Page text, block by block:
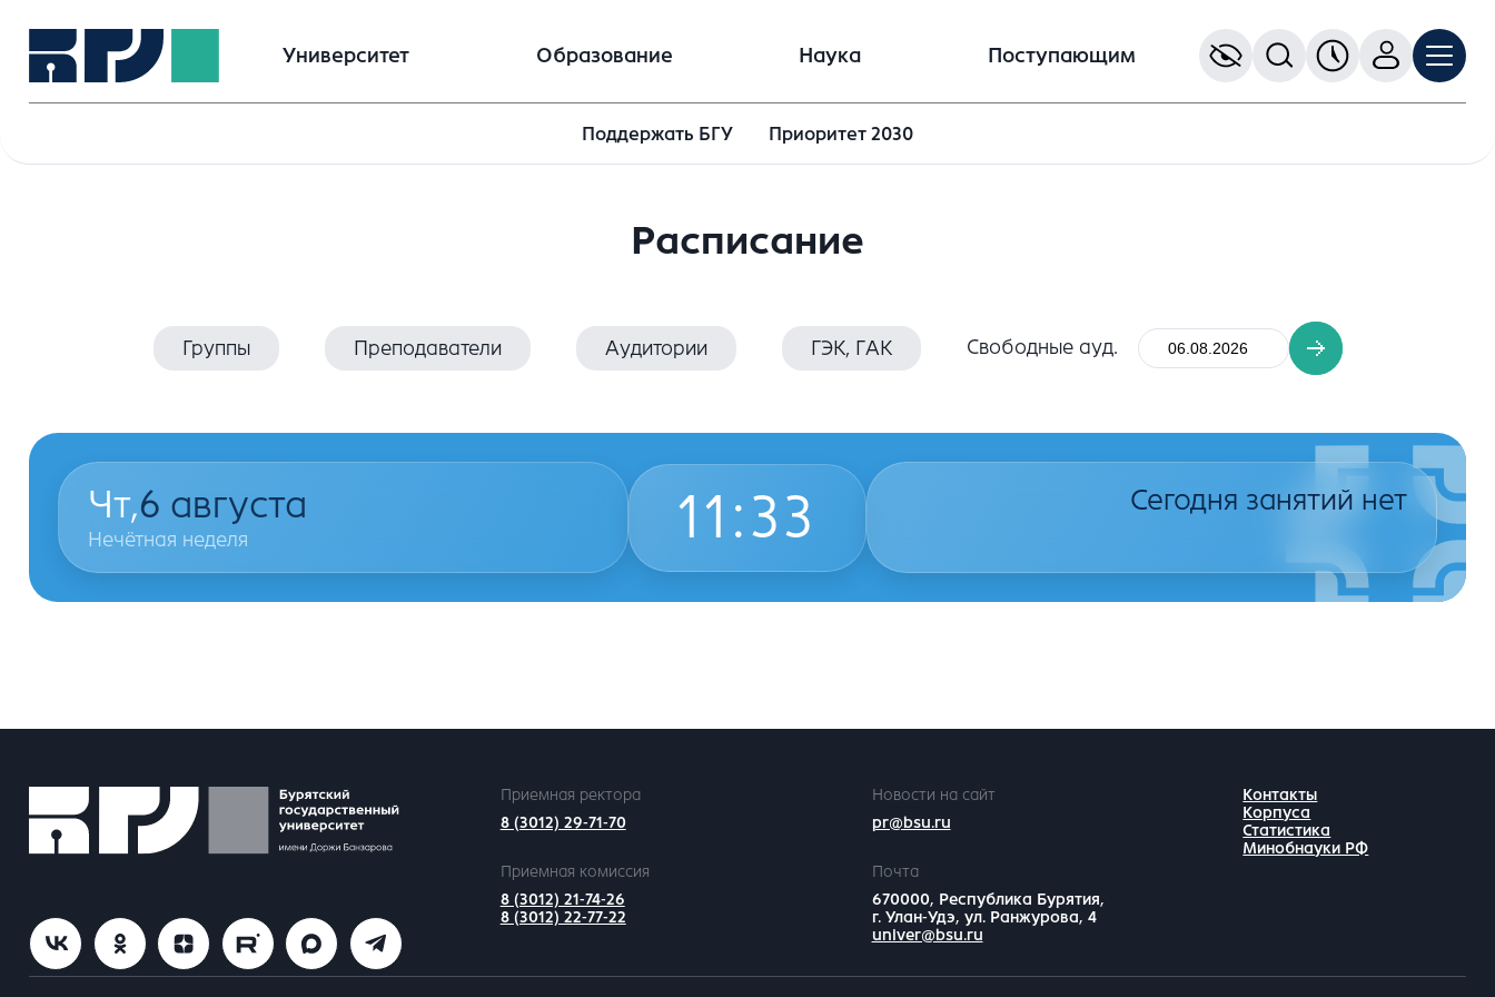
Университет Образование Наука Поступающим
Поддержать БГУ Приоритет 2030
Расписание
Группы Преподаватели Аудитории ГЭК, ГАК Свободные ауд.
Чт,6 августа
Нечётная неделя 11 :33 Сегодня занятий нет
Приемная ректора
8 (3012) 29-71-70
Новости на сайт
pr@bsu.ru
Приемная комиссия
8 (3012) 21-74-26
8 (3012) 22-77-22
Почта
670000, Республика Бурятия,
г. Улан-Удэ, ул. Ранжурова, 4
univer@bsu.ru
Контакты
Корпуса
Статистика
Минобнауки РФ